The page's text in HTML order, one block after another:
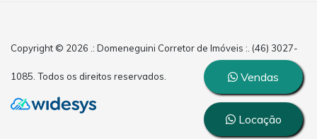
Copyright © 2026 .: Domeneguini Corretor de Imóveis :. (46) 3027-
1085. Todos os direitos reservados. Vendas
Locação